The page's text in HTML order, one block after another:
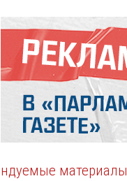
материалы